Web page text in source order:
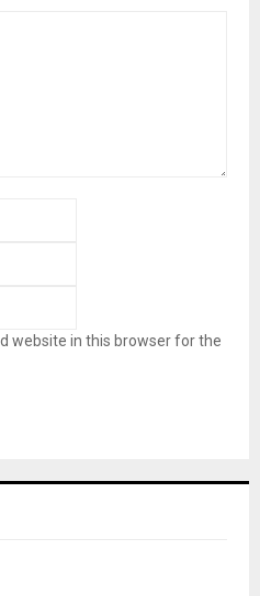
website in this browser for the